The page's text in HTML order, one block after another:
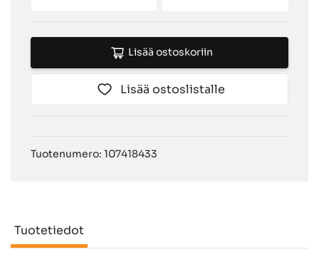
Lisää ostoskoriin
Lisää ostoslistalle
Tuotenumero: 107418433
Tuotetiedot